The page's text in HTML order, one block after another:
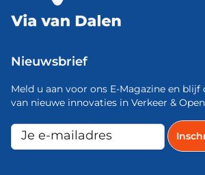
Nieuwsbrief
Meld u aan voor ons E-Magazine en
van nieuwe innovaties in Verkeer &